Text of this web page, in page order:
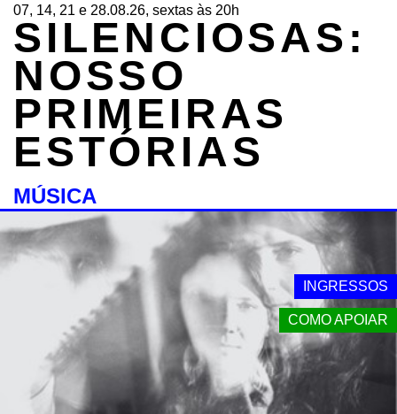
INGRESSOS
COMO APOIAR
07, 14, 21 e 28.08.26, sextas às 20h
SILENCIOSAS:
NOSSO
PRIMEIRAS
ESTÓRIAS
MÚSICA